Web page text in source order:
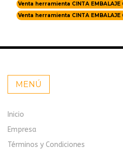
Venta herramienta CINTA EMBALAJE
Venta herramienta CINTA
MENÚ
Inicio
Empresa
Términos y Condiciones